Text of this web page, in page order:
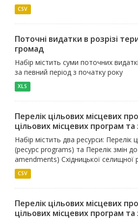
CSV
Поточні видатки в розрізі
громад
Набір містить суми поточних
за певний період з початку року
XLS
Перелік цільових місцевих
цільових місцевих програм та
Набір містить два ресурси: Перелік
(ресурс programs) та Перелік змін
amendments) Східницької селищної
CSV
Перелік цільових місцевих
цільових місцевих програм та